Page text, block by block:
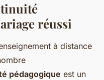
réussi
à distance
pédagogique est un